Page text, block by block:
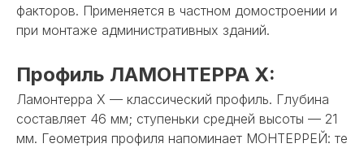
факторов. Применяется в частном домостроении и
при монтаже административных зданий.
Профиль ЛАМОНТЕРРА X:
Ламонтерра X — классический профиль. Глубина
составляет 46 мм; ступеньки средней высоты — 21
мм. Геометрия профиля напоминает МОНТЕРРЕЙ: те